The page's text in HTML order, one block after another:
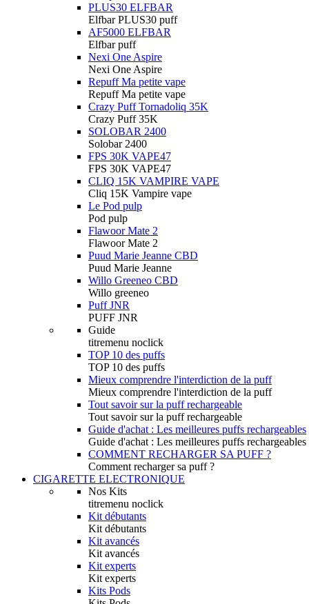
PLUS30 ELFBAR
Elfbar PLUS30 puff
AF5000 ELFBAR
Elfbar puff
Nexi One Aspire
Nexi One Aspire
Repuff Ma petite vape
Repuff Ma petite vape
Crazy Puff Tornadoliq 35K
Crazy Puff 35K
SOLOBAR 2400
Solobar 2400
FPS 30K VAPE47
FPS 30K VAPE47
CLIQ 15K VAMPIRE VAPE
Cliq 15K Vampire vape
Le Pod pulp
Pod pulp
Flawoor Mate 2
Flawoor Mate 2
Puud Marie Jeanne CBD
Puud Marie Jeanne
Willo Greeneo CBD
Willo greeneo
Puff JNR
PUFF JNR
Guide
titremenu noclick
TOP 10 des puffs
TOP 10 des puffs
Mieux comprendre l'interdiction de la puff
Mieux comprendre l'interdiction de la puff
Tout savoir sur la puff rechargeable
Tout savoir sur la puff rechargeable
Guide d'achat : Les meilleures puffs rechargeables
Guide d'achat : Les meilleures puffs rechargeables
COMMENT RECHARGER SA PUFF ?
Comment recharger sa puff ?
CIGARETTE ELECTRONIQUE
Nos Kits
titremenu noclick
Kit débutants
Kit débutants
Kit avancés
Kit avancés
Kit experts
Kit experts
Kits Pods